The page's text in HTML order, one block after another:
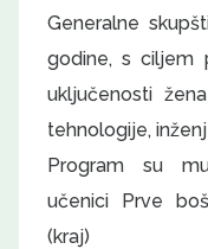
Generalne
godine, s ciljem
uključenosti
tehnologije,
Program su
učenici Prve
(kraj)